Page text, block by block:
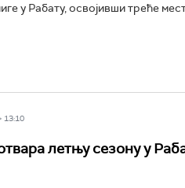
у Рабату, освојивши треће
13:10
летњу сезону у